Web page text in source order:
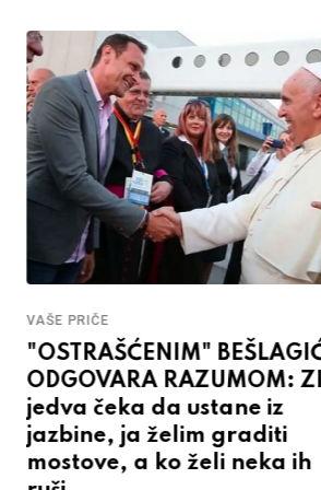
VAŠE PRIČE
"OSTRAŠĆENIM"
ODGOVARA RAZUMOM:
jedva čeka da ustane iz
jazbine, ja želim graditi
mostove, a ko želi neka ih